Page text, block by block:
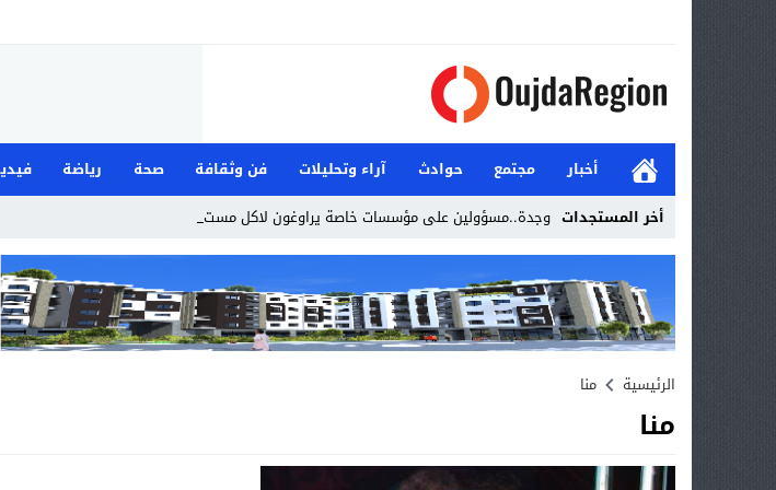
أخبار مجتمع حوادث آراء وتحليلات فن وثقافة صحة رياضة
أخر المستجدات وجدة..مسؤولين على مؤسسات خاصة يراوغون لاكل مستحقات _
Stop
Previous
Next
الرئيسية
منا
منا